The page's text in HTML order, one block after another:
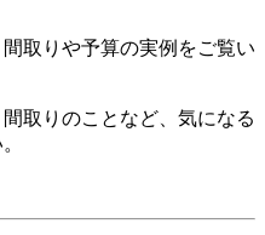
取りや予算の実例をご覧い
取りのことなど、気になる